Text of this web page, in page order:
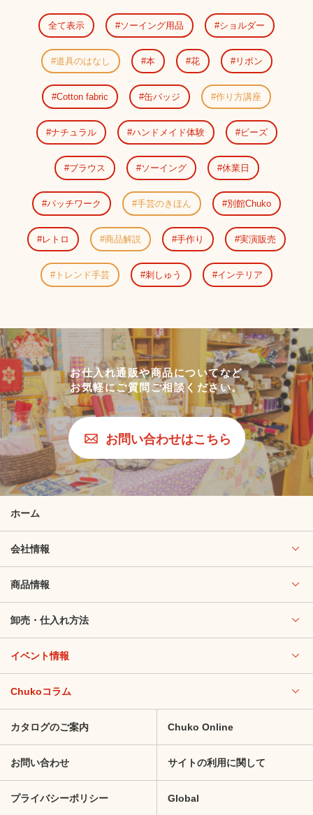
全て表示 ソーイング用品 ショルダー
道具のはなし 本 花 リボン
Cotton fabric 缶バッジ 作り方講座
ナチュラル ハンドメイド体験 ビーズ
ブラウス ソーイング 休業日
パッチワーク 手芸のきほん 別館Chuko
レトロ 商品解説 手作り 実演販売
トレンド手芸 刺しゅう インテリア
お仕入れ通販や商品についてなど
お気軽にご質問ご相談ください。
お問い合わせはこちら
ホーム
会社情報
商品情報
卸売・仕入れ方法
イベント情報
Chukoコラム
カタログのご案内 Chuko Online
お問い合わせ サイトの利用に関して
プライバシーポリシー Global